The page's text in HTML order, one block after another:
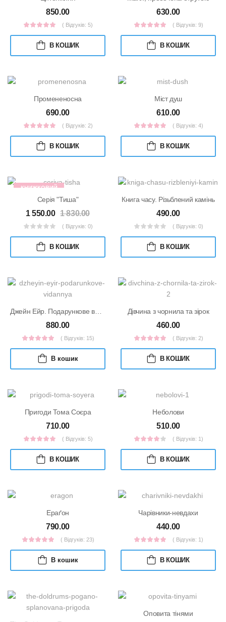
850.00
( Відгуків: 5)
В КОШИК
630.00
( Відгуків: 9)
В КОШИК
Промененосна
690.00
( Відгуків: 2)
В КОШИК
Міст душ
610.00
( Відгуків: 4)
В КОШИК
КНИЖКОВИЙ
Cерія "Тиша"
1 550.00 1 830.00
( Відгуків: 0)
В КОШИК
Книга часу. Різьблений камінь
490.00
( Відгуків: 0)
В КОШИК
Джейн Ейр. Подарункове видання
880.00
( Відгуків: 15)
В кошик
Дівчина з чорнила та зірок
460.00
( Відгуків: 2)
В КОШИК
Пригоди Тома Соєра
710.00
( Відгуків: 5)
В КОШИК
Неболови
510.00
( Відгуків: 1)
В КОШИК
Ераґон
790.00
( Відгуків: 23)
В кошик
Чарівники-невдахи
440.00
( Відгуків: 1)
В КОШИК
Оповита тінями